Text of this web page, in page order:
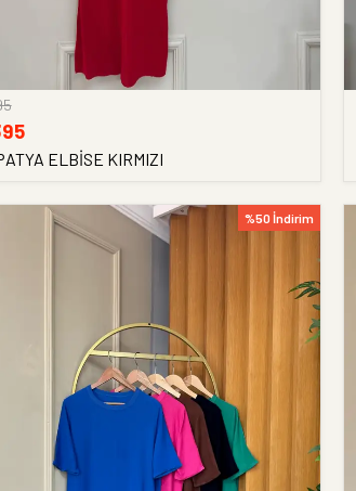
ELBİSE KIRMIZI
%50 İndirim